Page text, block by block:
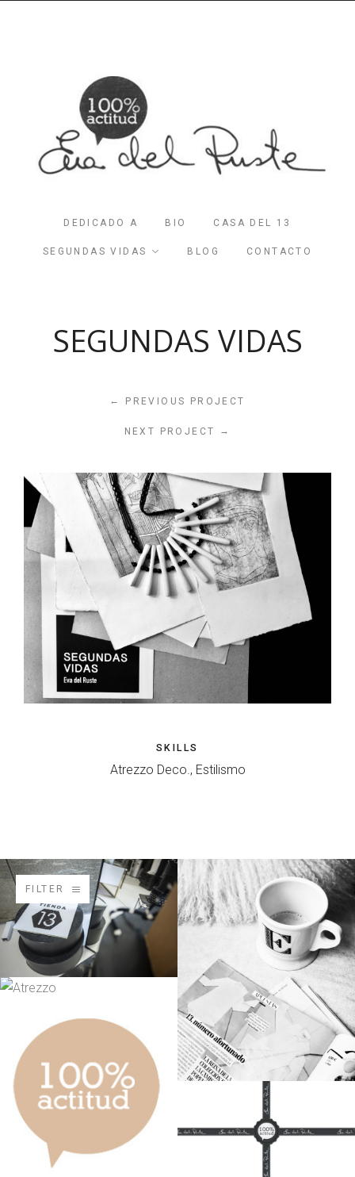
DEDICADO A BIO CASA DEL 13
SEGUNDAS VIDAS BLOG CONTACTO
SEGUNDAS VIDAS
← PREVIOUS PROJECT
NEXT PROJECT →
SKILLS
Atrezzo Deco., Estilismo
FILTER